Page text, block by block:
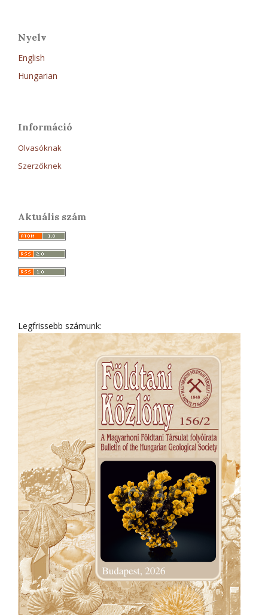
Nyelv
English
Hungarian
Információ
Olvasóknak
Szerzőknek
Aktuális szám
Legfrissebb számunk: